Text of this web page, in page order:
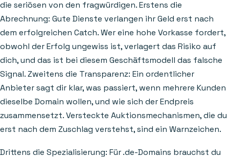
die seriösen von den fragwürdigen. Erstens die
Abrechnung: Gute Dienste verlangen ihr Geld erst nach
dem erfolgreichen Catch. Wer eine hohe Vorkasse fordert,
obwohl der Erfolg ungewiss ist, verlagert das Risiko auf
dich, und das ist bei diesem Geschäftsmodell das falsche
Signal. Zweitens die Transparenz: Ein ordentlicher
Anbieter sagt dir klar, was passiert, wenn mehrere Kunden
dieselbe Domain wollen, und wie sich der Endpreis
zusammensetzt. Versteckte Auktionsmechanismen, die du
erst nach dem Zuschlag verstehst, sind ein Warnzeichen.
Drittens die Spezialisierung: Für .de-Domains brauchst du